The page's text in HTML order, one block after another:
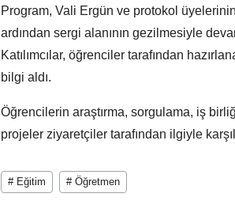
Program, Vali Ergün ve protokol
ardından sergi alanının gezilmesiyle
Katılımcılar, öğrenciler tarafından
bilgi aldı.
Öğrencilerin araştırma, sorgulama, iş
projeler ziyaretçiler tarafından ilgiyle
# Eğitim # Öğretmen